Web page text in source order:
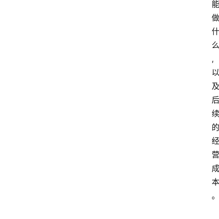
能
做
什
么
,
以
及
后
续
的
经
营
成
本
。